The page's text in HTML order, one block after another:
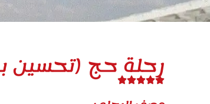
رحلة حج (تحسين بفنادق 5